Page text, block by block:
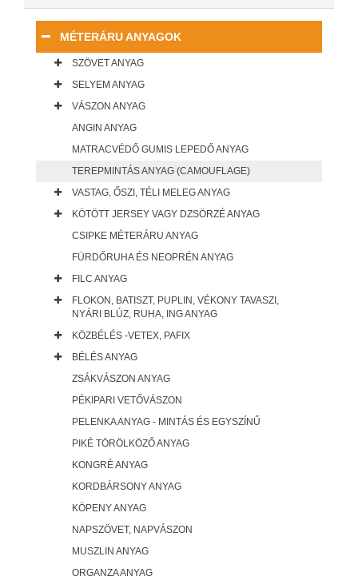
MÉTERÁRU ANYAGOK
SZÖVET ANYAG
SELYEM ANYAG
VÁSZON ANYAG
ANGIN ANYAG
MATRACVÉDŐ GUMIS LEPEDŐ ANYAG
TEREPMINTÁS ANYAG (CAMOUFLAGE)
VASTAG, ŐSZI, TÉLI MELEG ANYAG
KÖTÖTT JERSEY VAGY DZSÖRZÉ ANYAG
CSIPKE MÉTERÁRU ANYAG
FÜRDŐRUHA ÉS NEOPRÉN ANYAG
FILC ANYAG
FLOKON, BATISZT, PUPLIN, VÉKONY TAVASZI,
NYÁRI BLÚZ, RUHA, ING ANYAG
KÖZBÉLÉS -VETEX, PAFIX
BÉLÉS ANYAG
ZSÁKVÁSZON ANYAG
PÉKIPARI VETŐVÁSZON
PELENKA ANYAG - MINTÁS ÉS EGYSZÍNŰ
PIKÉ TÖRÖLKÖZŐ ANYAG
KONGRÉ ANYAG
KORDBÁRSONY ANYAG
KÖPENY ANYAG
NAPSZÖVET, NAPVÁSZON
MUSZLIN ANYAG
ORGANZA ANYAG